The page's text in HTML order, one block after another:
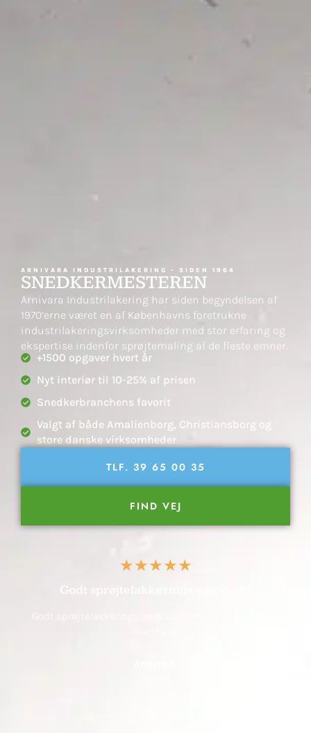
ARNIVARA INDUSTRILAKERING - SIDEN 1964
SNEDKERMESTEREN
Arnivara Industrilakering har siden begyndelsen af
1970’erne været en af Københavns foretrukne
industrilakeringsvirksomheder med stor erfaring og
ekspertise indenfor sprøjtemaling af de fleste emner.
+1500 opgaver hvert år
Nyt interiør til 10-25% af prisen
Snedkerbranchens favorit
Valgt af både Amalienborg, Christiansborg og
store danske virksomheder
TLF. 39 65 00 35
FIND VEJ
★★★★★